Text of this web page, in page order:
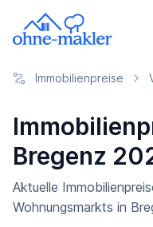
Immobilienpreise
Bregenz
Aktuelle
Wohnungsmarkts in